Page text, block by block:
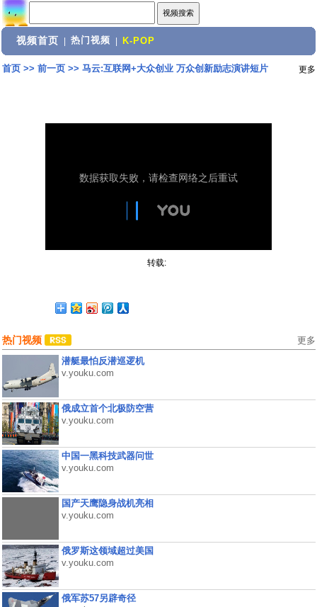
视频首页 热门视频 K-POP
首页>> 前一页>> 马云:互联网+大众创业 万众创新励志演讲短片 更多
转载:
热门视频 更多
潜艇最怕反潜巡逻机
v.youku.com
俄成立首个北极防空营
v.youku.com
中国一黑科技武器问世
v.youku.com
国产天鹰隐身战机亮相
v.youku.com
俄罗斯这领域超过美国
v.youku.com
俄军苏57另辟奇径